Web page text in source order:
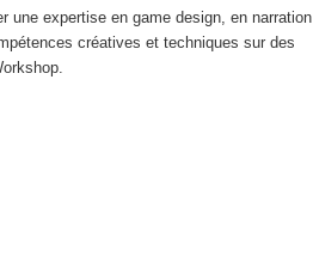
une expertise en game design, en narration
créatives et techniques sur des